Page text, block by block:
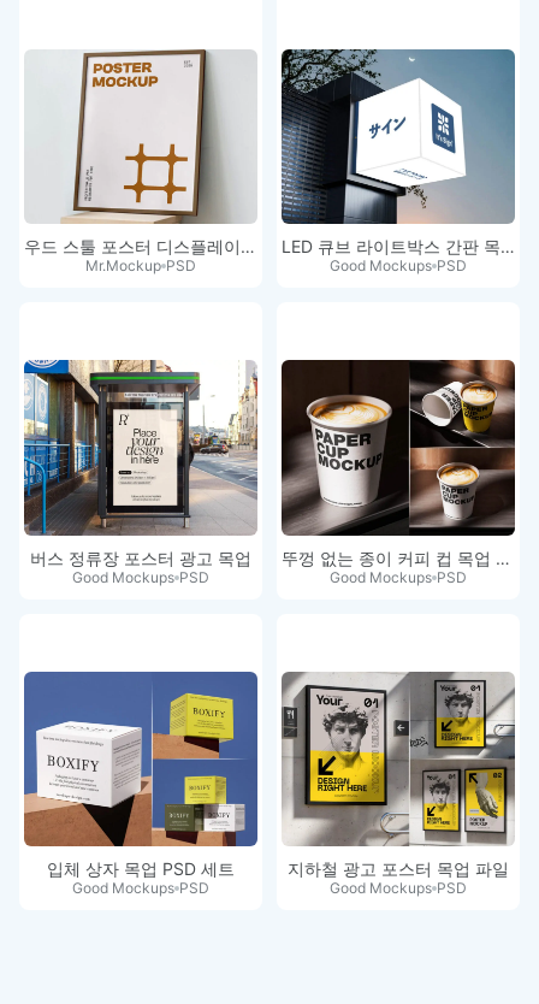
우드 스툴 포스터 디스플레이 목업
Mr.Mockup PSD
LED 큐브 라이트박스 간판 목업 PSD
Good Mockups PSD
버스 정류장 포스터 광고 목업
Good Mockups PSD
뚜껑 없는 종이 커피 컵 목업 세트
Good Mockups PSD
입체 상자 목업 PSD 세트
Good Mockups PSD
지하철 광고 포스터 목업 파일
Good Mockups PSD